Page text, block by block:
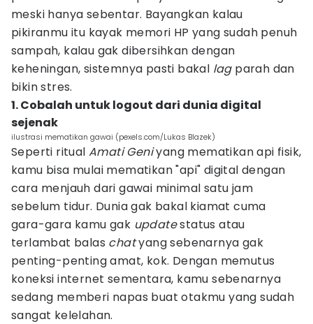
meski hanya sebentar. Bayangkan kalau
pikiranmu itu kayak memori HP yang sudah penuh
sampah, kalau gak dibersihkan dengan
keheningan, sistemnya pasti bakal lagparah dan
bikin stres.
1. Cobalah untuk logout dari dunia digital
sejenak
ilustrasi mematikan gawai (pexels.com/Lukas Blazek)
Seperti ritual Amati Geniyang mematikan api fisik,
kamu bisa mulai mematikan "api" digital dengan
cara menjauh dari gawai minimal satu jam
sebelum tidur. Dunia gak bakal kiamat cuma
gara-gara kamu gak updatestatus atau
terlambat balas chatyang sebenarnya gak
penting-penting amat, kok. Dengan memutus
koneksi internet sementara, kamu sebenarnya
sedang memberi napas buat otakmu yang sudah
sangat kelelahan.